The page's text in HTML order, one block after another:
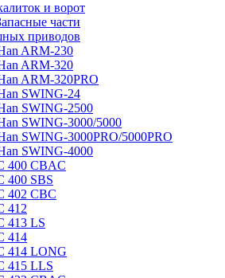
и ворот
части
приводов
ARM-230
ARM-320
ARM-320PRO
SWING-24
SWING-2500
SWING-3000/5000
SWING-3000PRO/5000PRO
SWING-4000
400 CBAC
400 SBS
402 CBC
412
413 LS
414
414 LONG
415 LLS